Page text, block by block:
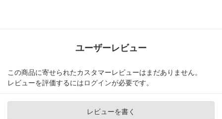
ユーザーレビュー
この商品に寄せられたカスタマーレビューはまだありません。
レビューを評価するにはログインが必要です。
レビューを書く